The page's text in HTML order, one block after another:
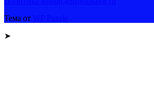
Тема от
➤